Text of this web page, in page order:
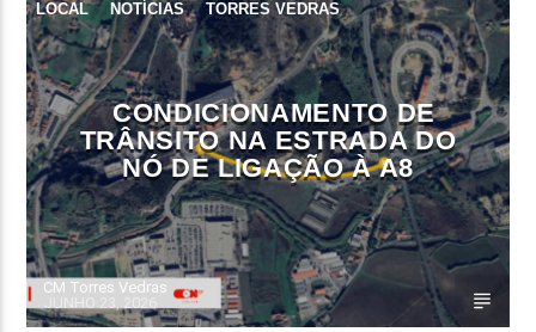
LOCAL NOTÍCIAS TORRES VEDRAS
CONDICIONAMENTO DE
TRÂNSITO NA ESTRADA DO
NÓ DE LIGAÇÃO À A8
CM Torres Vedras